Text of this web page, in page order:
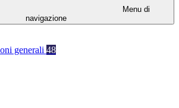
Menu di
navigazione
generali 48